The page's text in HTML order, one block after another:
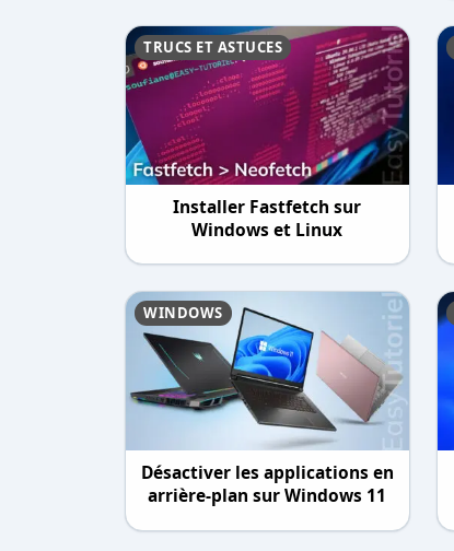
TRUCS ET ASTUCES
Installer Fastfetch sur
Windows et Linux
WINDOWS
Désactiver les applications en
arrière-plan sur Windows 11​